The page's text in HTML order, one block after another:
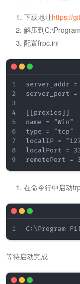
下载地址https://
解压到
配置frpc.ini
server_addr
server_port =
[[proxies]]
name = "Win"
type = "tcp"
localIP =
localPort =
在命令行中启动
等待启动完成